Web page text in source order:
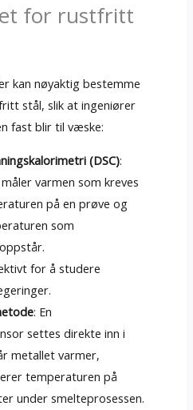
for rustfritt
kan nøyaktig bestemme
stål, slik at ingeniører
fast blir til væske:
(DSC):
varmen som kreves
på en prøve og
som
for å studere
: En
settes direkte inn i
metallet varmer,
temperaturen på
under smelteprosessen.